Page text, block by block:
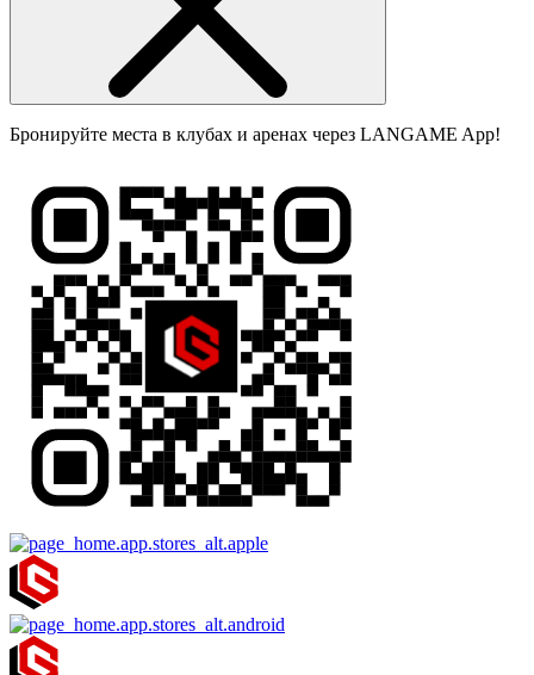
Бронируйте места в клубах и аренах через LANGAME App!